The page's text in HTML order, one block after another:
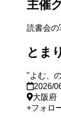
主催
読書会の
とま
"よむ、
2026/
大阪府
+フォロ